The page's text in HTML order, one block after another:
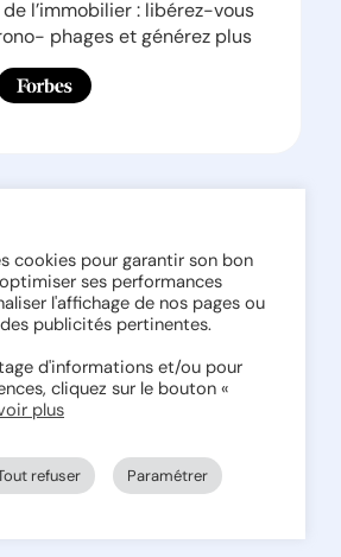
l’immobilier : libérez-vous
phages et générez plus
Presse
Immo
digitalisation croissante de
PropTech influencent
cookies pour garantir son bon
ses performances
l'affichage de nos pages ou
publicités pertinentes.
d'informations et/ou pour
cliquez sur le bouton «
plus
refuser Paramétrer